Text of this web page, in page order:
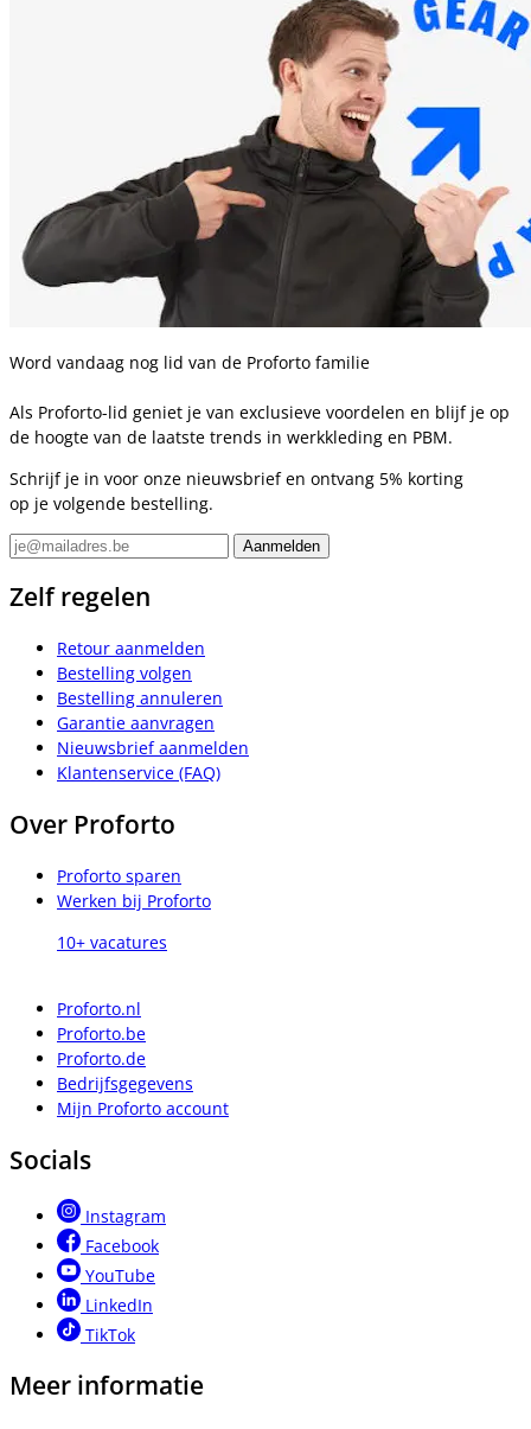
Word vandaag nog lid van de Proforto familie
Als Proforto-lid geniet je van exclusieve voordelen en blijf je op
de hoogte van de laatste trends in werkkleding en PBM.
Schrijf je in voor onze nieuwsbrief en ontvang 5% korting
op je volgende bestelling.
Zelf regelen
Retour aanmelden
Bestelling volgen
Bestelling annuleren
Garantie aanvragen
Nieuwsbrief aanmelden
Klantenservice (FAQ)
Over Proforto
Proforto sparen
Werken bij Proforto
10+ vacatures
Proforto.nl
Proforto.be
Proforto.de
Bedrijfsgegevens
Mijn Proforto account
Socials
Instagram
Facebook
YouTube
LinkedIn
TikTok
Meer informatie